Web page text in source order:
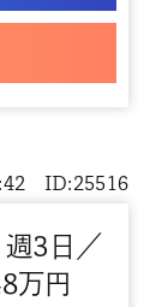
3日／
万円
ID:25516